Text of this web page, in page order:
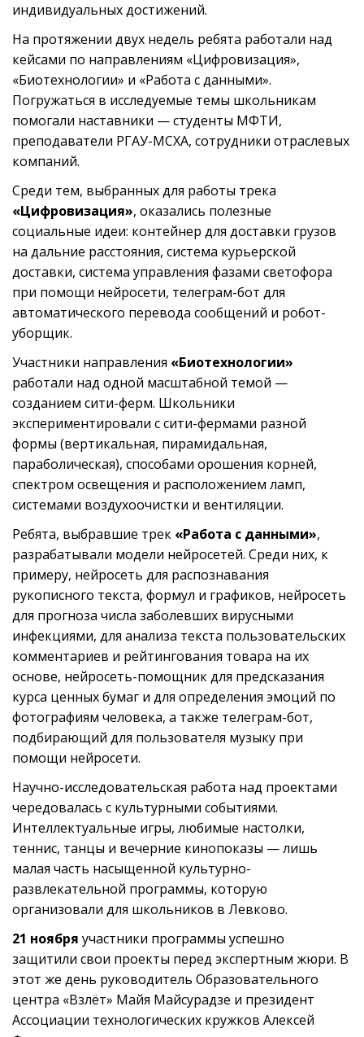
индивидуальных достижений.
На протяжении двух недель ребята работали над
кейсами по направлениям «Цифровизация»,
«Биотехнологии» и «Работа с данными».
Погружаться в исследуемые темы школьникам
помогали наставники — студенты МФТИ,
преподаватели РГАУ-МСХА, сотрудники отраслевых
компаний.
Среди тем, выбранных для работы трека
«Цифровизация», оказались полезные
социальные идеи: контейнер для доставки грузов
на дальние расстояния, система курьерской
доставки, система управления фазами светофора
при помощи нейросети, телеграм-бот для
автоматического перевода сообщений и робот-
уборщик.
Участники направления «Биотехнологии»
работали над одной масштабной темой —
созданием сити-ферм. Школьники
экспериментировали с сити-фермами разной
формы (вертикальная, пирамидальная,
параболическая), способами орошения корней,
спектром освещения и расположением ламп,
системами воздухоочистки и вентиляции.
Ребята, выбравшие трек «Работа с данными»,
разрабатывали модели нейросетей. Среди них, к
примеру, нейросеть для распознавания
рукописного текста, формул и графиков, нейросеть
для прогноза числа заболевших вирусными
инфекциями, для анализа текста пользовательских
комментариев и рейтингования товара на их
основе, нейросеть-помощник для предсказания
курса ценных бумаг и для определения эмоций по
фотографиям человека, а также телеграм-бот,
подбирающий для пользователя музыку при
помощи нейросети.
Научно-исследовательская работа над проектами
чередовалась с культурными событиями.
Интеллектуальные игры, любимые настолки,
теннис, танцы и вечерние кинопоказы — лишь
малая часть насыщенной культурно-
развлекательной программы, которую
организовали для школьников в Левково.
21 ноября участники программы успешно
защитили свои проекты перед экспертным жюри. В
этот же день руководитель Образовательного
центра «Взлёт» Майя Майсурадзе и президент
Ассоциации технологических кружков Алексей